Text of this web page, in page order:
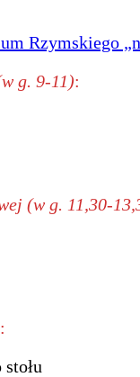
Rzymskiego
g. 9-11):
(w g. 11,30-
: